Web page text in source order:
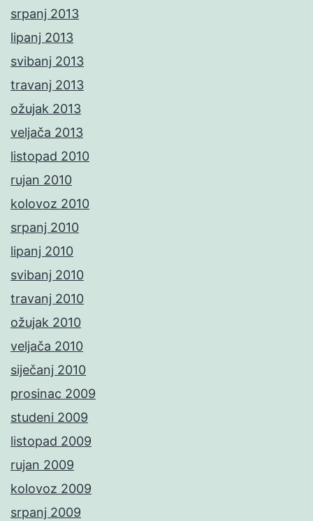
srpanj 2013
lipanj 2013
svibanj 2013
travanj 2013
ožujak 2013
veljača 2013
listopad 2010
rujan 2010
kolovoz 2010
srpanj 2010
lipanj 2010
svibanj 2010
travanj 2010
ožujak 2010
veljača 2010
siječanj 2010
prosinac 2009
studeni 2009
listopad 2009
rujan 2009
kolovoz 2009
srpanj 2009